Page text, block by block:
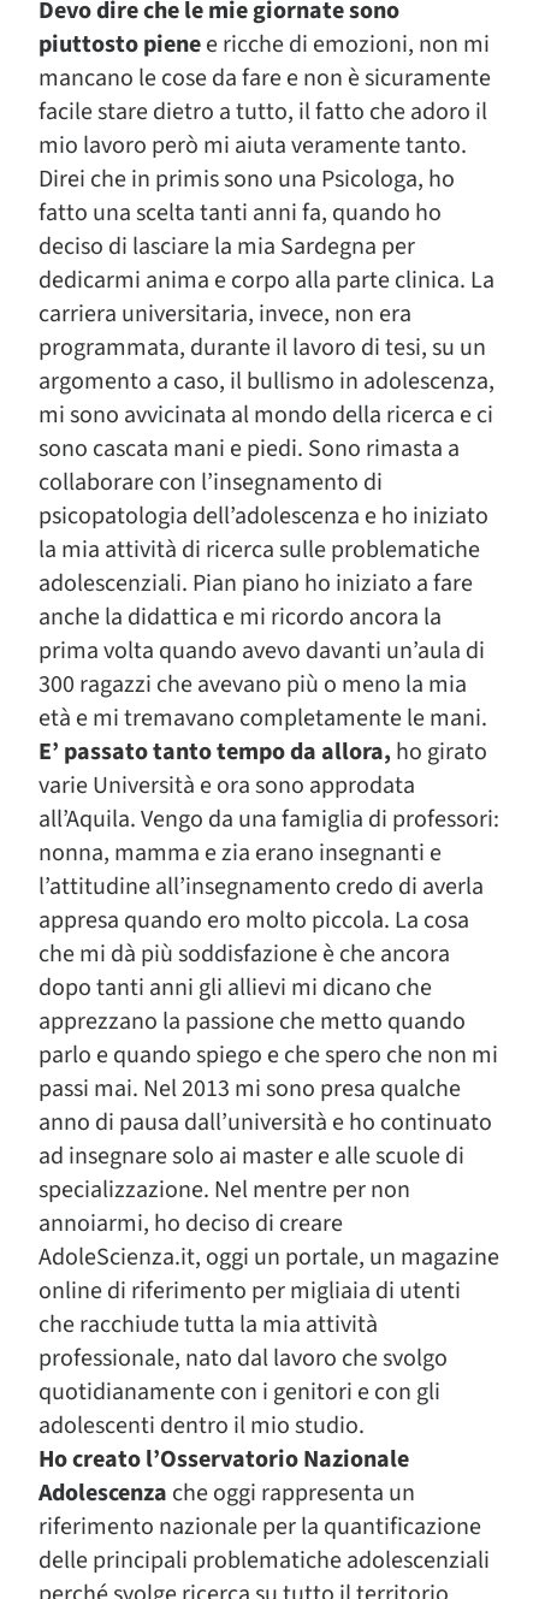
Devo dire che le mie giornate sono
piuttosto pienee ricche di emozioni, non mi
mancano le cose da fare e non è sicuramente
facile stare dietro a tutto, il fatto che adoro il
mio lavoro però mi aiuta veramente tanto.
Direi che in primis sono una Psicologa, ho
fatto una scelta tanti anni fa, quando ho
deciso di lasciare la mia Sardegna per
dedicarmi anima e corpo alla parte clinica. La
carriera universitaria, invece, non era
programmata, durante il lavoro di tesi, su un
argomento a caso, il bullismo in adolescenza,
mi sono avvicinata al mondo della ricerca e ci
sono cascata mani e piedi. Sono rimasta a
collaborare con l’insegnamento di
psicopatologia dell’adolescenza e ho iniziato
la mia attività di ricerca sulle problematiche
adolescenziali. Pian piano ho iniziato a fare
anche la didattica e mi ricordo ancora la
prima volta quando avevo davanti un’aula di
300 ragazzi che avevano più o meno la mia
età e mi tremavano completamente le mani.
E’ passato tanto tempo da allora, ho girato
varie Università e ora sono approdata
all’Aquila. Vengo da una famiglia di professori:
nonna, mamma e zia erano insegnanti e
l’attitudine all’insegnamento credo di averla
appresa quando ero molto piccola. La cosa
che mi dà più soddisfazione è che ancora
dopo tanti anni gli allievi mi dicano che
apprezzano la passione che metto quando
parlo e quando spiego e che spero che non mi
passi mai. Nel 2013 mi sono presa qualche
anno di pausa dall’università e ho continuato
ad insegnare solo ai master e alle scuole di
specializzazione. Nel mentre per non
annoiarmi, ho deciso di creare
AdoleScienza.it, oggi un portale, un magazine
online di riferimento per migliaia di utenti
che racchiude tutta la mia attività
professionale, nato dal lavoro che svolgo
quotidianamente con i genitori e con gli
adolescenti dentro il mio studio.
Ho creato l’Osservatorio Nazionale
Adolescenza che oggi rappresenta un
riferimento nazionale per la quantificazione
delle principali problematiche adolescenziali